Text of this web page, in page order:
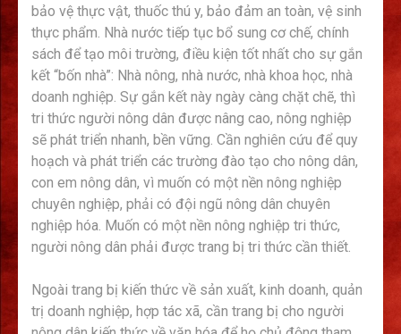
bảo vệ thực vật, thuốc thú y, bảo đảm an toàn, vệ sinh
thực phẩm. Nhà nước tiếp tục bổ sung cơ chế, chính
sách để tạo môi trường, điều kiện tốt nhất cho sự gắn
kết “bốn nhà”: Nhà nông, nhà nước, nhà khoa học, nhà
doanh nghiệp. Sự gắn kết này ngày càng chặt chẽ, thì
tri thức người nông dân được nâng cao, nông nghiệp
sẽ phát triển nhanh, bền vững. Cần nghiên cứu để quy
hoạch và phát triển các trường đào tạo cho nông dân,
con em nông dân, vì muốn có một nền nông nghiệp
chuyên nghiệp, phải có đội ngũ nông dân chuyên
nghiệp hóa. Muốn có một nền nông nghiệp tri thức,
người nông dân phải được trang bị tri thức cần thiết.
Ngoài trang bị kiến thức về sản xuất, kinh doanh, quản
trị doanh nghiệp, hợp tác xã, cần trang bị cho người